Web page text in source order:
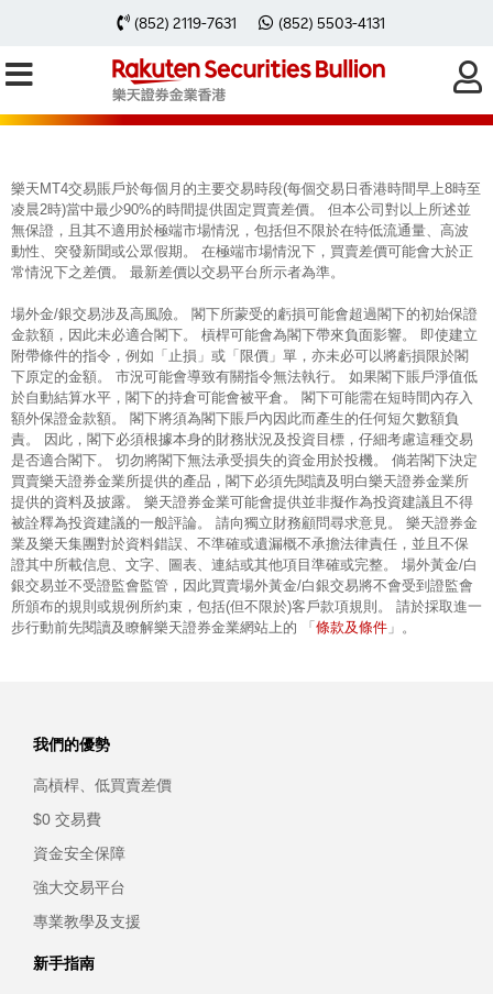
(852) 2119-7631 (852) 5503-4131
每周黃金分析 20240219
樂天MT4交易賬戶於每個月的主要交易時段(每個交易日香港時間早上8時至
凌晨2時)當中最少90%的時間提供固定買賣差價。 但本公司對以上所述並
無保證，且其不適用於極端市場情況，包括但不限於在特低流通量、高波
動性、突發新聞或公眾假期。 在極端市場情況下，買賣差價可能會大於正
常情況下之差價。 最新差價以交易平台所示者為準。
場外金/銀交易涉及高風險。 閣下所蒙受的虧損可能會超過閣下的初始保證
金款額，因此未必適合閣下。 槓桿可能會為閣下帶來負面影響。 即使建立
附帶條件的指令，例如「止損」或「限價」單，亦未必可以將虧損限於閣
下原定的金額。 市況可能會導致有關指令無法執行。 如果閣下賬戶淨值低
於自動結算水平，閣下的持倉可能會被平倉。 閣下可能需在短時間內存入
額外保證金款額。 閣下將須為閣下賬戶內因此而產生的任何短欠數額負
責。 因此，閣下必須根據本身的財務狀況及投資目標，仔細考慮這種交易
是否適合閣下。 切勿將閣下無法承受損失的資金用於投機。 倘若閣下決定
買賣樂天證券金業所提供的產品，閣下必須先閱讀及明白樂天證券金業所
提供的資料及披露。 樂天證券金業可能會提供並非擬作為投資建議且不得
被詮釋為投資建議的一般評論。 請向獨立財務顧問尋求意見。 樂天證券金
業及樂天集團對於資料錯誤、不準確或遺漏概不承擔法律責任，並且不保
證其中所載信息、文字、圖表、連結或其他項目準確或完整。 場外黃金/白
銀交易並不受證監會監管，因此買賣場外黃金/白銀交易將不會受到證監會
所頒布的規則或規例所約束，包括(但不限於)客戶款項規則。 請於採取進一
步行動前先閱讀及瞭解樂天證券金業網站上的 「 條款及條件 」。
我們的優勢
高槓桿、低買賣差價
$0 交易費
資金安全保障
強大交易平台
專業教學及支援
新手指南